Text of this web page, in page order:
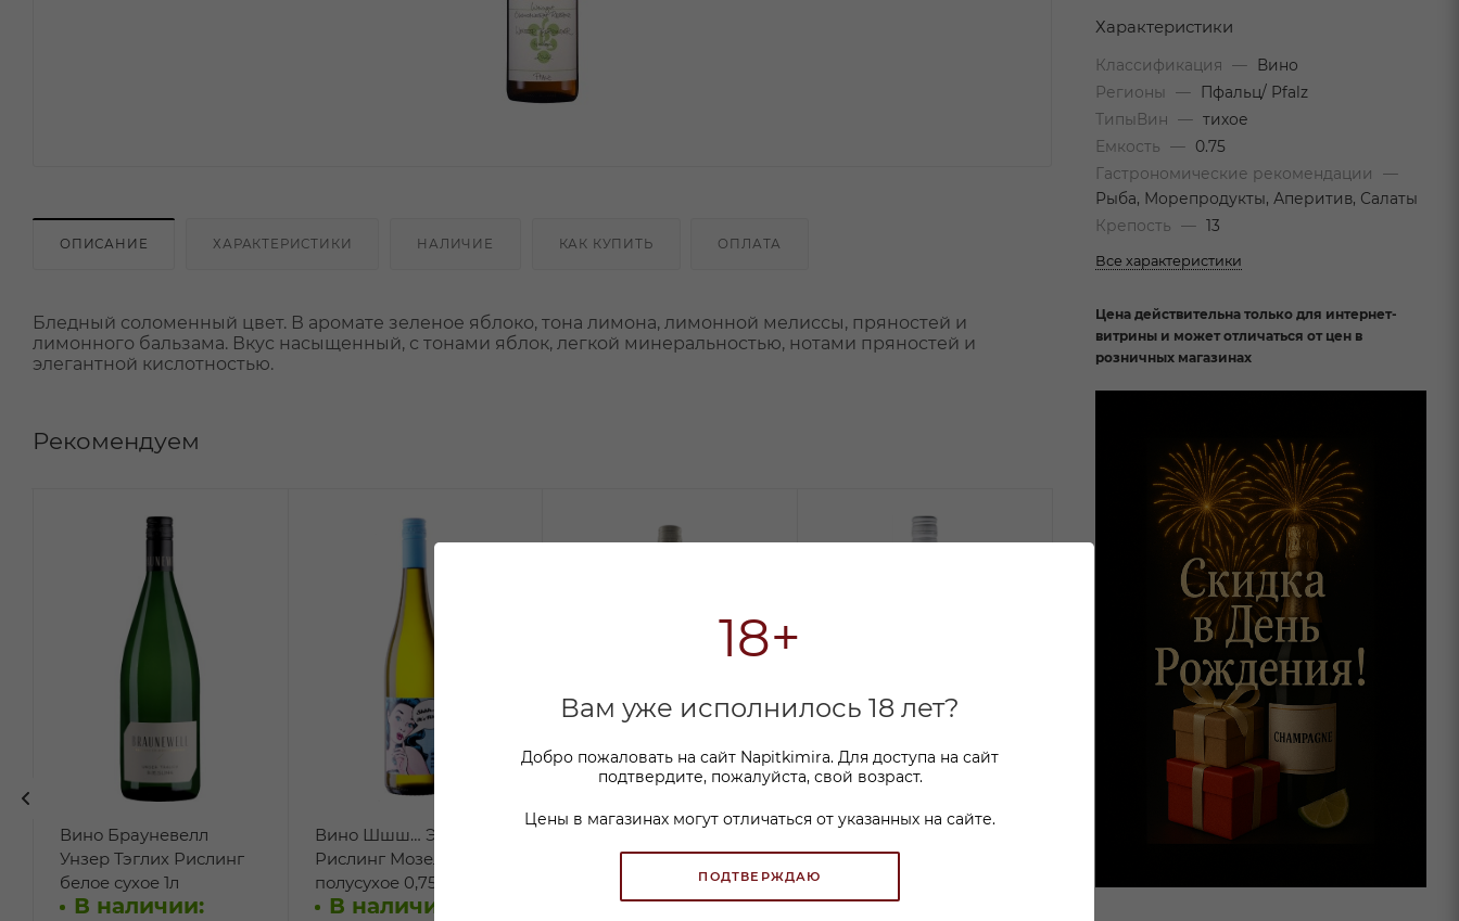
18+
Вам уже исполнилось 18 лет?
Добро пожаловать на сайт Napitkimira. Для доступа на сайт
подтвердите, пожалуйста, свой возраст.
Цены в магазинах могут отличаться от указанных на сайте.
ПОДТВЕРЖДАЮ
ОПИСАНИЕ ХАРАКТЕРИСТИКИ НАЛИЧИЕ КАК КУПИТЬ ОПЛАТА
Бледный соломенный цвет. В аромате зеленое яблоко, тона лимона, лимонной мелиссы, пряностей и
лимонного бальзама. Вкус насыщенный, с тонами яблок, легкой минеральностью, нотами пряностей и
элегантной кислотностью.
Рекомендуем
Вино Брауневелл
Унзер Тэглих Рислинг
белое сухое 1л
В наличии:
Вино Шшш… Это
Рислинг Мозель белое
полусухое 0,75л
В наличии:
Рислинг белое
полусухое 0,75л
В наличии:
Драй Рислинг белое
В наличии:
Вино Урбан Рислинг
В наличии:
белое
Характеристики
Классификация —
Вино
Регионы
—
Пфальц/ Pfalz
ТипыВин
— тихое
Емкость
—
0.75
Гастрономические рекомендации
—
Рыба, Морепродукты, Аперитив, Салаты
Крепость
— 13
Все характеристики
Цена действительна только для интернет-
витрины и может отличаться от цен в
розничных магазинах